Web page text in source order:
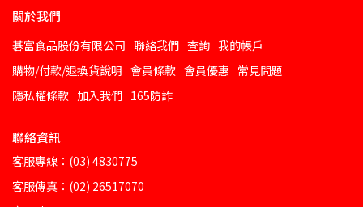
關於我們
碁富食品股份有限公司 聯絡我們 查詢 我的帳戶
購物/付款/退換貨說明 會員條款 會員優惠 常見問題
隱私權條款 加入我們 165防詐
聯絡資訊
客服專線：(03) 4830775
客服傳真：(02) 26517070